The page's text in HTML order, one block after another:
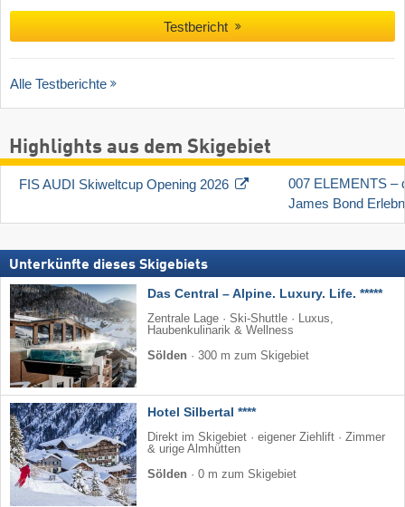
Testbericht
Alle Testberichte
Highlights aus dem Skigebiet
FIS AUDI Skiweltcup Opening 2026
007 ELEMENTS –
James Bond
Unterkünfte dieses Skigebiets
Das Central – Alpine. Luxury. Life. *****
Zentrale Lage · Ski-Shuttle · Luxus,
Haubenkulinarik & Wellness
Sölden · 300 m zum Skigebiet
Hotel Silbertal ****
Direkt im Skigebiet · eigener Ziehlift · Zimmer
& urige Almhütten
Sölden · 0 m zum Skigebiet